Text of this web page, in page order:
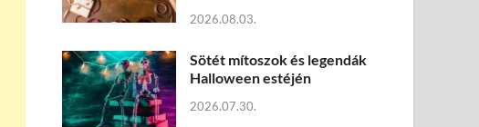
2026.08.03.
Sötét mítoszok és legendák
Halloween estéjén
2026.07.30.